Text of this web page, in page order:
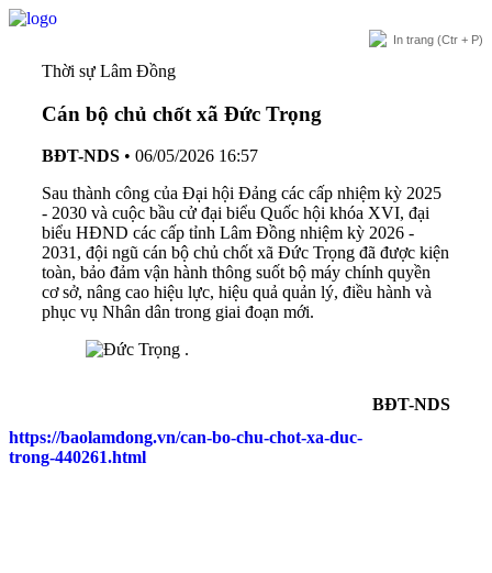
In trang (Ctr + P)
Thời sự Lâm Đồng
Cán bộ chủ chốt xã Đức Trọng
BĐT-NDS • 06/05/2026 16:57
Sau thành công của Đại hội Đảng các cấp nhiệm kỳ 2025
- 2030 và cuộc bầu cử đại biểu Quốc hội khóa XVI, đại
biểu HĐND các cấp tỉnh Lâm Đồng nhiệm kỳ 2026 -
2031, đội ngũ cán bộ chủ chốt xã Đức Trọng đã được kiện
toàn, bảo đảm vận hành thông suốt bộ máy chính quyền
cơ sở, nâng cao hiệu lực, hiệu quả quản lý, điều hành và
phục vụ Nhân dân trong giai đoạn mới.
BĐT-NDS
https://baolamdong.vn/can-bo-chu-chot-xa-duc-
trong-440261.html